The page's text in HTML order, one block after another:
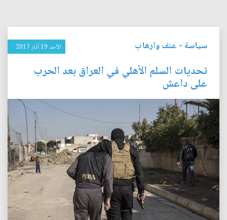
سياسة- عنف وارهاب الأحد 19 آذار 2017
تحديات السلم الأهلي في العراق بعد الحرب
على داعش